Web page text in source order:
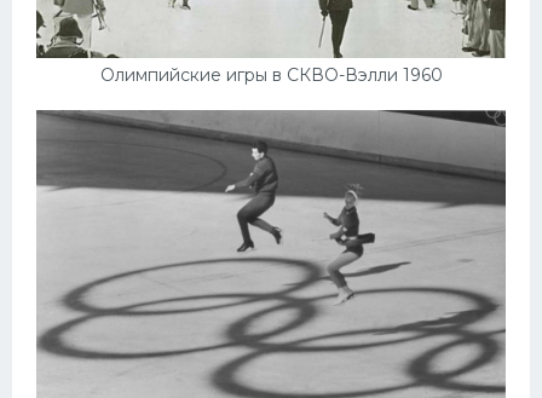
Олимпийские игры в СКВО-Вэлли 1960